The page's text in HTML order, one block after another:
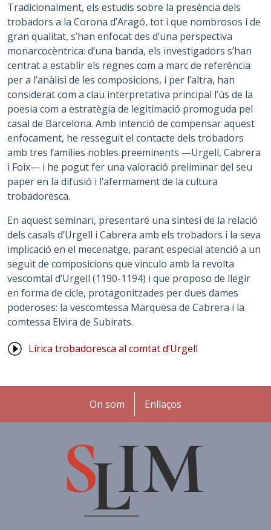
Tradicionalment, els estudis sobre la presència dels
trobadors a la Corona d’Aragó, tot i que nombrosos i de
gran qualitat, s’han enfocat des d’una perspectiva
monarcocèntrica: d’una banda, els investigadors s’han
centrat a establir els regnes com a marc de referència
per a l’anàlisi de les composicions, i per l’altra, han
considerat com a clau interpretativa principal l’ús de la
poesia com a estratègia de legitimació promoguda pel
casal de Barcelona. Amb intenció de compensar aquest
enfocament, he resseguit el contacte dels trobadors
amb tres famílies nobles preeminents —Urgell, Cabrera
i Foix— i he pogut fer una valoració preliminar del seu
paper en la difusió i l’afermament de la cultura
trobadoresca.
En aquest seminari, presentaré una síntesi de la relació
dels casals d’Urgell i Cabrera amb els trobadors i la seva
implicació en el mecenatge, parant especial atenció a un
seguit de composicions que vinculo amb la revolta
vescomtal d’Urgell (1190-1194) i que proposo de llegir
en forma de cicle, protagonitzades per dues dames
poderoses: la vescomtessa Marquesa de Cabrera i la
comtessa Elvira de Subirats.
Lírica trobadoresca al comtat d’Urgell
Peu
On som Enllaços